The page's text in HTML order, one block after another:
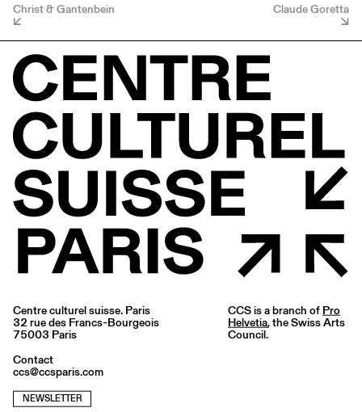
Christ & Gantenbein Claude Goretta
Centre culturel suisse. Paris
32 rue des Francs-Bourgeois
75003 Paris
Contact
ccs@ccsparis.com
NEWSLETTER
CCS is a branch of Pro
Helvetia, the Swiss Arts
Council.